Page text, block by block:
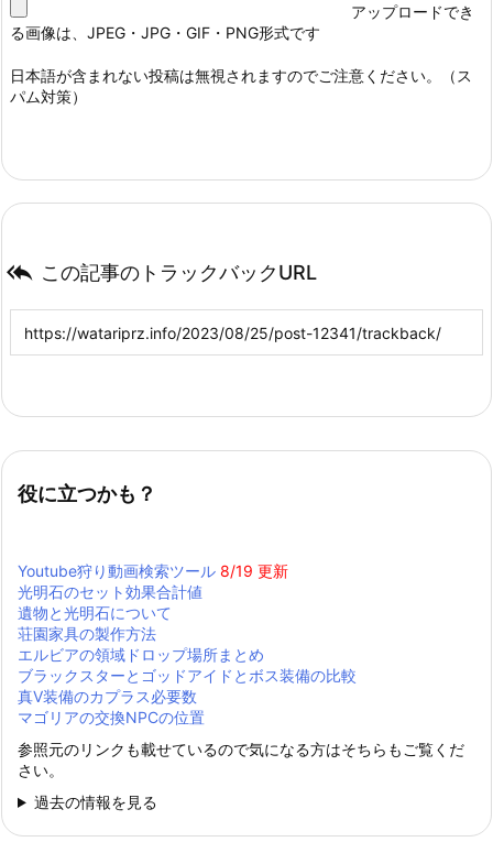
アップロードでき
る画像は、JPEG・JPG・GIF・PNG形式です
日本語が含まれない投稿は無視されますのでご注意ください。（ス
パム対策）
 この記事のトラックバックURL
役に立つかも？
Youtube狩り動画検索ツール 8/19 更新
光明石のセット効果合計値
遺物と光明石について
荘園家具の製作方法
エルビアの領域ドロップ場所まとめ
ブラックスターとゴッドアイドとボス装備の比較
真Ⅴ装備のカプラス必要数
マゴリアの交換NPCの位置
参照元のリンクも載せているので気になる方はそちらもご覧くだ
さい。
過去の情報を見る